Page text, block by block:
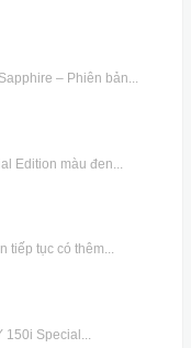
– Phiên bản...
Edition màu đen...
tiếp tục có thêm...
150i Special...